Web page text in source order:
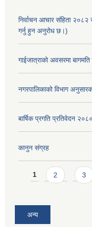
निर्वाचन आचार संहिता २०८२
गर्नु हुन अनुरोध छ।)
गाईजात्राको अवसरमा
नगरपालिकाको विभाग
बार्षिक प्रगति प्रतिवेदन
कानुन संग्रह
Pages
1 2 3
अन्य